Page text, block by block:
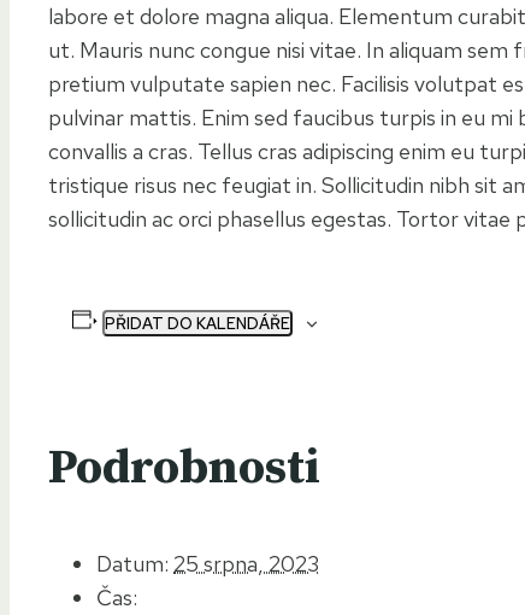
labore et dolore magna aliqua. Elementum
ut. Mauris nunc congue nisi vitae. In aliquam
pretium vulputate sapien nec. Facilisis volutpat
pulvinar mattis. Enim sed faucibus turpis in eu
convallis a cras. Tellus cras adipiscing enim eu
tristique risus nec feugiat in. Sollicitudin nibh sit
sollicitudin ac orci phasellus egestas. Tortor vitae
PŘIDAT DO KALENDÁŘE
Podrobnosti
Datum: 25 srpna, 2023
Čas: